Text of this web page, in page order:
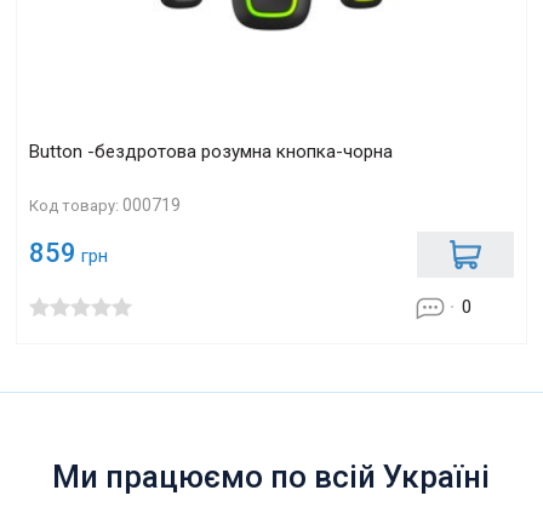
Button -бездротова розумна кнопка-чорна
Код товару:000719
859 грн
0
Ми працюємо по всій Україні